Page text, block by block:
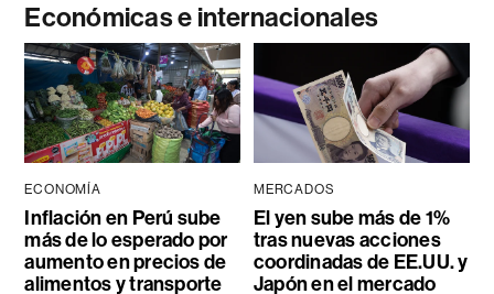
Económicas e internacionales
ECONOMÍA
Inflación en Perú sube
más de lo esperado por
aumento en precios de
alimentos y transporte
MERCADOS
El yen sube más de 1%
tras nuevas acciones
coordinadas de EE.UU. y
Japón en el mercado